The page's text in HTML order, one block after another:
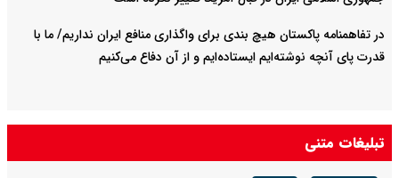
در تفاهمنامه پاکستان هیچ بندی برای واگذاری منافع ایران نداریم/ ما با
قدرت پای آنچه نوشته‌ایم ایستاده‌ایم و از آن دفاع می‌کنیم
تبلیغات متنی